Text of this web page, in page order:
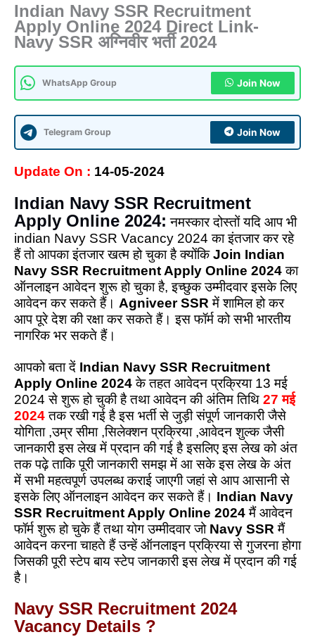
Indian Navy SSR Recruitment
Apply Online 2024 Direct Link-
Navy SSR अग्निवीर भर्ती 2024
WhatsApp Group Join Now
Telegram Group Join Now
Update On : 14-05-2024
Indian Navy SSR Recruitment
Apply Online 2024: नमस्कार दोस्तों यदि आप भी
indian Navy SSR Vacancy 2024 का इंतजार कर रहे
हैं तो आपका इंतजार खत्म हो चुका है क्योंकिJoin Indian
Navy SSR Recruitment Apply Online 2024का
ऑनलाइन आवेदन शुरू हो चुका है, इच्छुक उम्मीदवार इसके लिए
आवेदन कर सकते हैं। Agniveer SSRमें शामिल हो कर
आप पूरे देश की रक्षा कर सकते हैं। इस फॉर्म को सभी भारतीय
नागरिक भर सकते हैं।
आपको बता दें Indian Navy SSR Recruitment
Apply Online 2024के तहत आवेदन प्रक्रिया 13 मई
2024 से शुरू हो चुकी है तथा आवेदन की अंतिम तिथि 27 मई
2024तक रखी गई है इस भर्ती से जुड़ी संपूर्ण जानकारी जैसे
योगिता ,उम्र सीमा ,सिलेक्शन प्रक्रिया ,आवेदन शुल्क जैसी
जानकारी इस लेख में प्रदान की गई है इसलिए इस लेख को अंत
तक पढ़े ताकि पूरी जानकारी समझ में आ सके इस लेख के अंत
में सभी महत्वपूर्ण उपलब्ध कराई जाएगी जहां से आप आसानी से
इसके लिए ऑनलाइन आवेदन कर सकते हैं। Indian Navy
SSR Recruitment Apply Online 2024मैं आवेदन
फॉर्म शुरू हो चुके हैं तथा योग उम्मीदवार जो Navy SSR मैं
आवेदन करना चाहते हैं उन्हें ऑनलाइन प्रक्रिया से गुजरना होगा
जिसकी पूरी स्टेप बाय स्टेप जानकारी इस लेख में प्रदान की गई
है।
Navy SSR Recruitment 2024
Vacancy Details ?